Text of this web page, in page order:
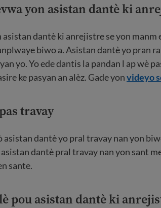
yon asistan dantè ki
asistan dantè ki anrejistre se yon
biwo a. Asistan dantè yo pran
yo. Yo ede dantis la pandan l ap wè
ke pasyan an alèz. Gade yonvideyo
travay
asistan dantè yo pral travay nan yon
dantè pral travay nan yon sant
sante.
pou asistan dantè ki